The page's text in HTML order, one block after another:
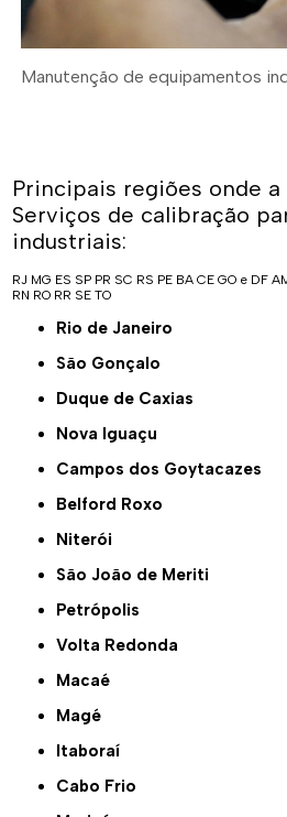
Manutenção de equipamentos
Principais regiões onde
Serviços de calibração
industriais:
RJ MG ES SP PR SC RS PE BA CE GO e DF
RN RO RR SE TO
Rio de Janeiro
São Gonçalo
Duque de Caxias
Nova Iguaçu
Campos dos Goytacazes
Belford Roxo
Niterói
São João de Meriti
Petrópolis
Volta Redonda
Macaé
Magé
Itaboraí
Cabo Frio